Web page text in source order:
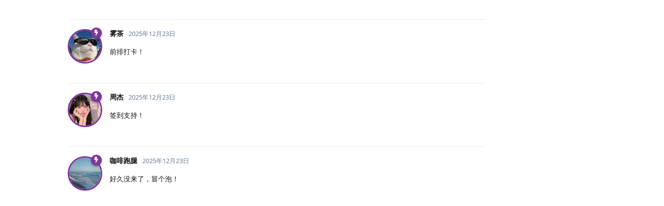
雾茶 2025年12月23日
前排打卡！
周杰 2025年12月23日
签到支持！
咖啡跑腿 2025年12月23日
好久没来了，冒个泡！